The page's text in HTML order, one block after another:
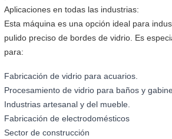
Aplicaciones en todas las industrias:
Esta máquina es una opción ideal para
pulido preciso de bordes de vidrio. Es
para:
Fabricación de vidrio para acuarios.
Procesamiento de vidrio para baños y
Industrias artesanal y del mueble.
Fabricación de electrodomésticos
Sector de construcción